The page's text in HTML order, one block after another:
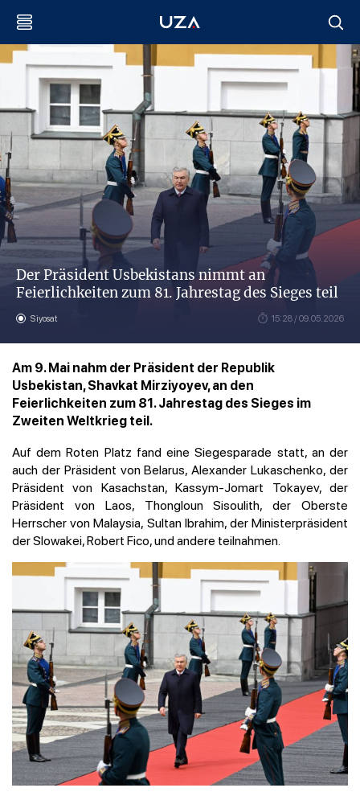
Der Präsident Usbekistans nimmt an
Feierlichkeiten zum 81. Jahrestag des Sieges teil
Siyosat 15:28 / 09.05.2026
Am 9. Mai nahm der Präsident der Republik
Usbekistan, Shavkat Mirziyoyev, an den
Feierlichkeiten zum 81. Jahrestag des Sieges im
Zweiten Weltkrieg teil.
Auf dem Roten Platz fand eine Siegesparade statt, an der
auch der Präsident von Belarus, Alexander Lukaschenko, der
Präsident von Kasachstan, Kassym-Jomart Tokayev, der
Präsident von Laos, Thongloun Sisoulith, der Oberste
Herrscher von Malaysia, Sultan Ibrahim, der Ministerpräsident
der Slowakei, Robert Fico, und andere teilnahmen.